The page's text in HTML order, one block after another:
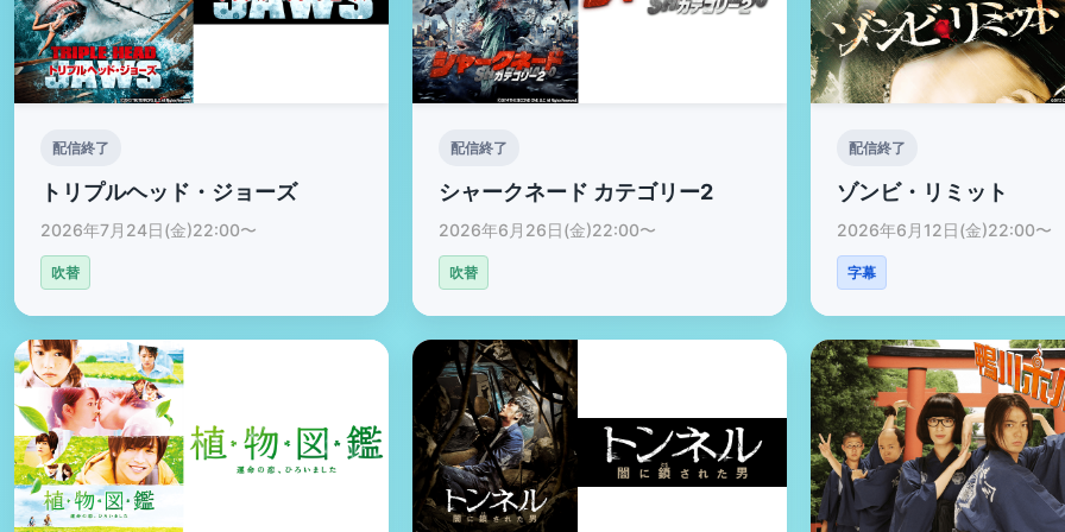
配信終了
トリプルヘッド・ジョーズ
2026年7月24日(金)22:00〜
吹替
配信終了
シャークネード カテゴリー2
2026年6月26日(金)22:00〜
吹替
配信終了
ゾンビ・リミット
2026年6月12日(金)22:00〜
字幕